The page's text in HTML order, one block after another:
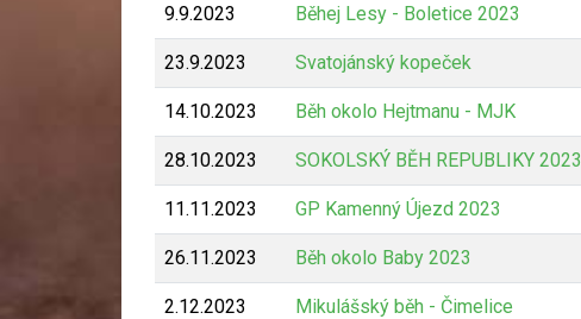
9.9.2023 Běhej Lesy - Boletice 2023
23.9.2023 Svatojánský kopeček
14.10.2023 Běh okolo Hejtmanu - MJK
28.10.2023 SOKOLSKÝ BĚH REPUBLIKY 2023
11.11.2023 GP Kamenný Újezd 2023
26.11.2023 Běh okolo Baby 2023
2.12.2023 Mikulášský běh - Čimelice